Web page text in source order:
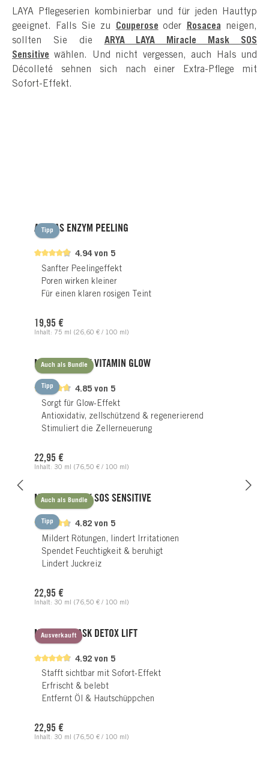
LAYA Pflegeserien kombinierbar und für jeden Hauttyp
geeignet. Falls Sie zu Couperose oder Rosacea neigen,
sollten Sie die ARYA LAYA Miracle Mask SOS
Sensitive wählen. Und nicht vergessen, auch Hals und
Décolleté sehnen sich nach einer Extra-Pflege mit
Sofort-Effekt.
Produktgalerie überspringen
Tipp
4.94 von 5
ANANAS ENZYM PEELING
Sanfter Peelingeffekt
Poren wirken kleiner
Für einen klaren rosigen Teint
Inhalt: 75 ml (26,60 € / 100 ml)
19,95 €
Tipp
Auch als Bundle
4.85 von 5
MIRACLE MASK VITAMIN GLOW
Sorgt für Glow-Effekt
Antioxidativ, zellschützend & regenerierend
Stimuliert die Zellerneuerung
Inhalt: 30 ml (76,50 € / 100 ml)
22,95 €
Tipp
Auch als Bundle
4.82 von 5
MIRACLE MASK SOS SENSITIVE
Mildert Rötungen, lindert Irritationen
Spendet Feuchtigkeit & beruhigt
Lindert Juckreiz
Inhalt: 30 ml (76,50 € / 100 ml)
22,95 €
Ausverkauft
4.92 von 5
MIRACLE MASK DETOX LIFT
Stafft sichtbar mit Sofort-Effekt
Erfrischt & belebt
Entfernt Öl & Hautschüppchen
Inhalt: 30 ml (76,50 € / 100 ml)
22,95 €